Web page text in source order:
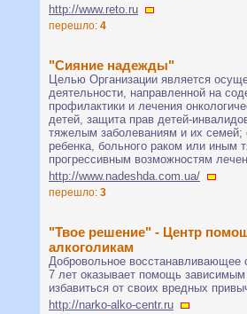
http://www.reto.ru
перешло: 4
"Сияние надежды"
Целью Организации является
деятельности, направленной на
профилактики и лечения
детей, защита прав детей-
тяжелым заболеваниям и их семей;
ребенка, больного раком или иным
прогрессивным возможностям
http://www.nadeshda.com.ua/
перешло: 3
"Твое решение" - Центр
алкоголикам
Добровольное
7 лет оказывает помощь
избавиться от своих вредных
http://narko-alko-centr.ru